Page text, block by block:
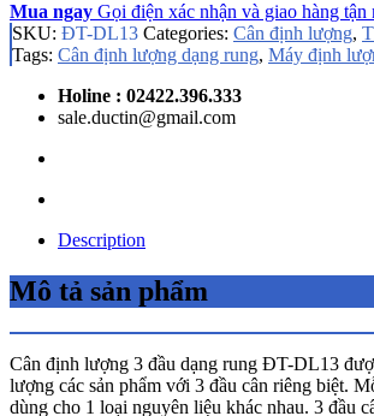
Mua ngay Gọi điện xác nhận và giao hàng tận
SKU: ĐT-DL13 Categories: Cân định lượng,
Tags: Cân định lượng dạng rung, Máy định
Holine : 02422.396.333
sale.ductin@gmail.com
Description
Mô tả sản phẩm
Cân định lượng 3 đầu dạng rung ĐT-DL13
lượng các sản phẩm với 3 đầu cân riêng biệt.
dùng cho 1 loại nguyên liệu khác nhau. 3 đầu